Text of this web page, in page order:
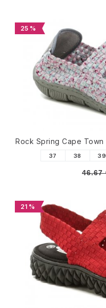
25 %
Rock Spring Cape
37 38 39
46.67
21 %